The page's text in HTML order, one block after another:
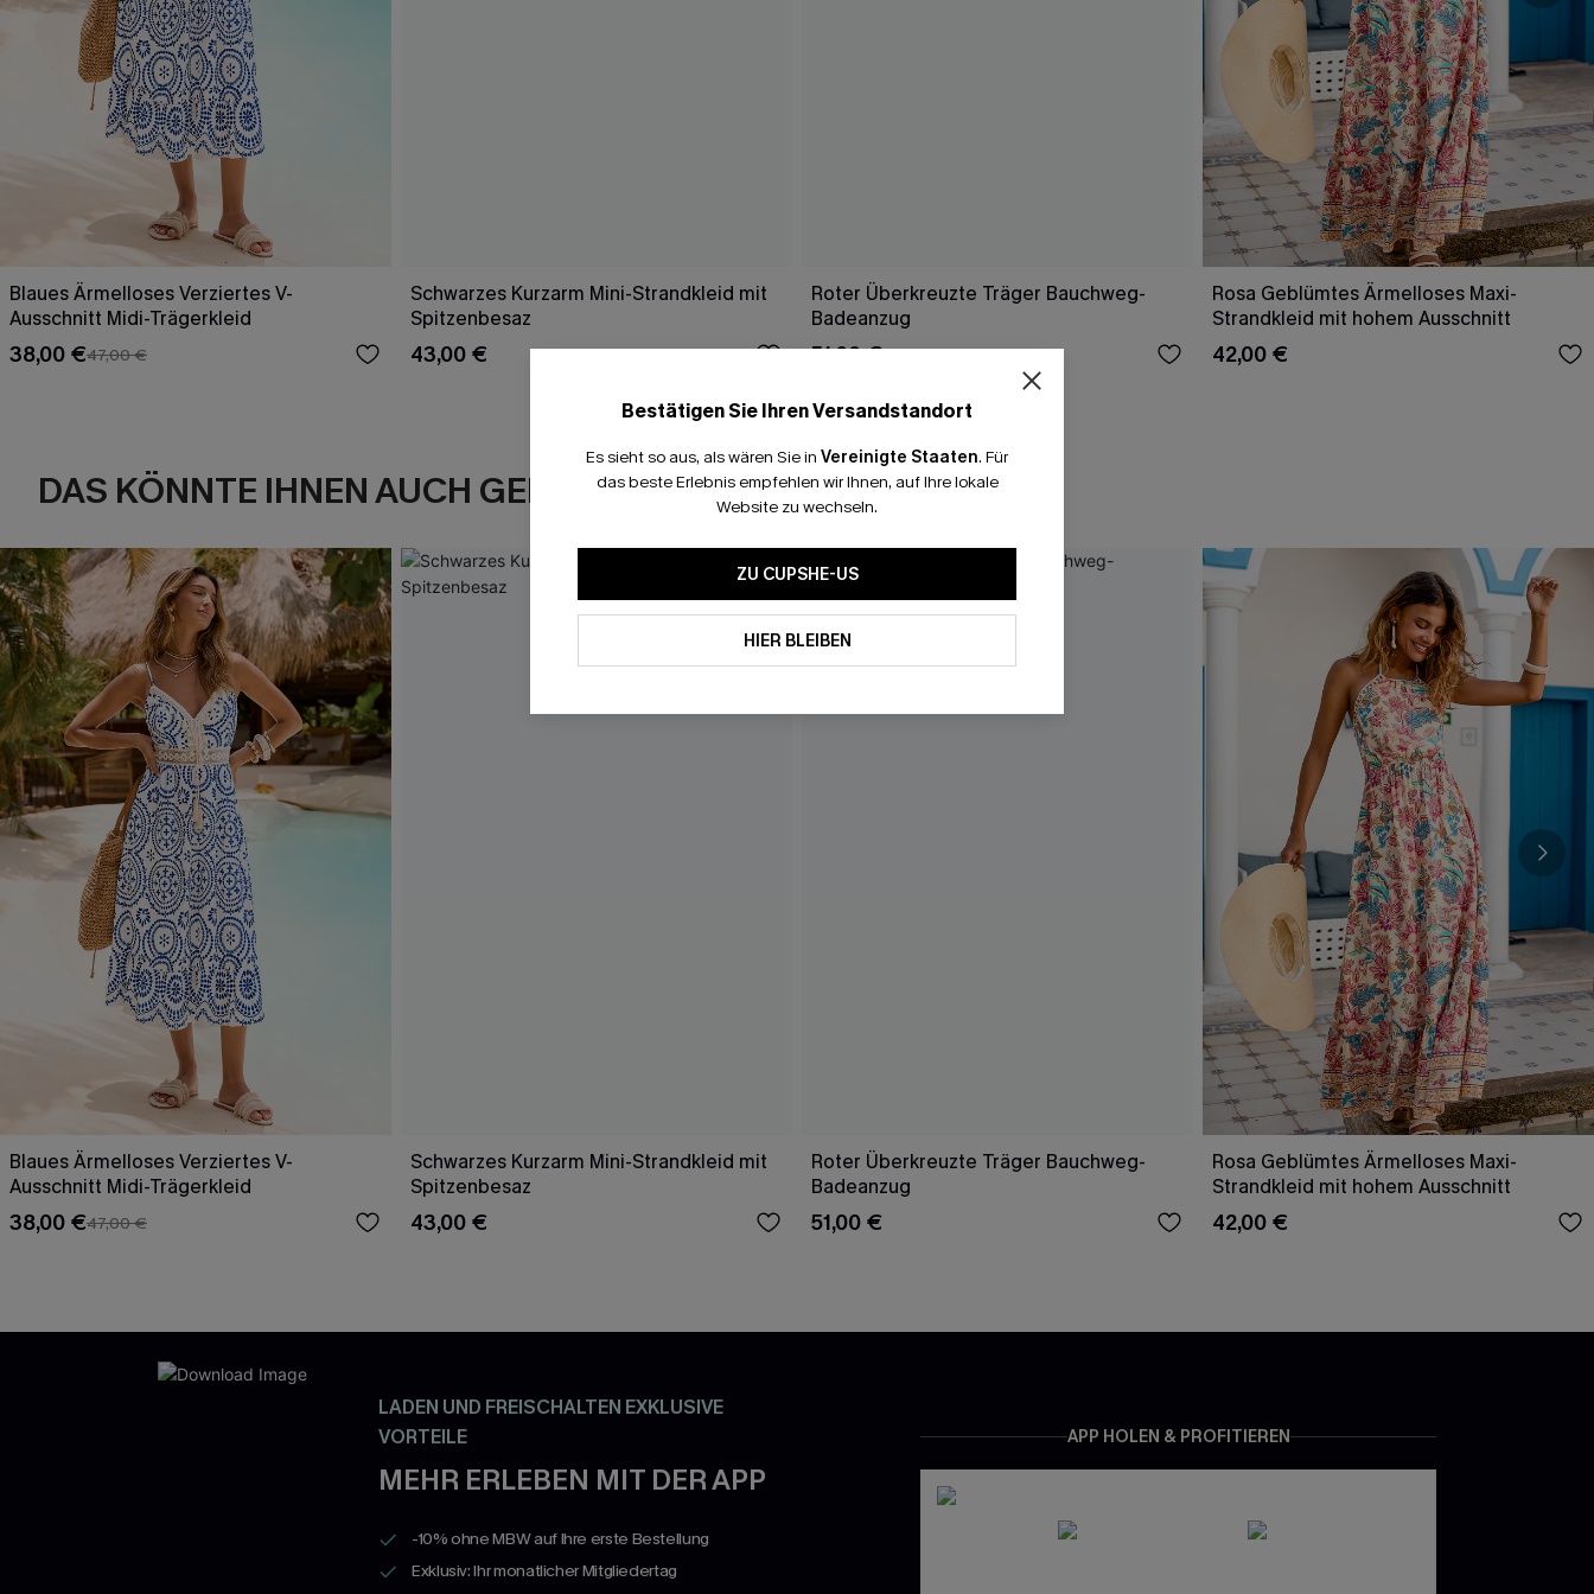
Blaues Ärmelloses Verziertes V-
Ausschnitt Midi-Trägerkleid
38,00 €47,00 €
Schwarzes Kurzarm Mini-Strandkleid mit
Spitzenbesaz
43,00 €
Roter Überkreuzte Träger Bauchweg-
Badeanzug
51,00 €
Rosa Geblümtes Ärmelloses Maxi-
Strandkleid mit hohem Ausschnitt
42,00 €
DAS KÖNNTE IHNEN AUCH GEFALLEN
Blaues Ärmelloses Verziertes V-
Ausschnitt Midi-Trägerkleid
38,00 €47,00 €
Schwarzes Kurzarm Mini-Strandkleid mit
Spitzenbesaz
43,00 €
Roter Überkreuzte Träger Bauchweg-
Badeanzug
51,00 €
Rosa Geblümtes Ärmelloses Maxi-
Strandkleid mit hohem Ausschnitt
42,00 €
LADEN UND FREISCHALTEN EXKLUSIVE
VORTEILE
MEHR ERLEBEN MIT DER APP
-10% ohne MBW auf Ihre erste Bestellung
Exklusiv: Ihr monatlicher Mitgliedertag
APP HOLEN & PROFITIEREN
Bestätigen Sie Ihren Versandstandort
Es sieht so aus, als wären Sie in Vereinigte Staaten. Für
das beste Erlebnis empfehlen wir Ihnen, auf Ihre lokale
Website zu wechseln.
ZU CUPSHE-US
HIER BLEIBEN